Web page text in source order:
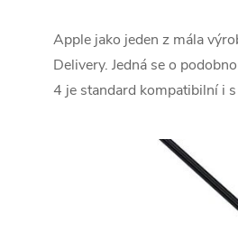
Apple jako jeden z mála
Delivery. Jedná se o
4 je standard kompatibilní i